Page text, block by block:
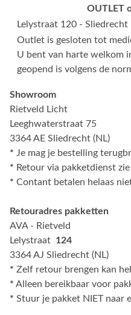
OUTLET
Lelystraat 120 - Sliedrecht
Outlet is gesloten tot
U bent van harte welkom
geopend is volgens de
Showroom
Rietveld Licht
Leeghwaterstraat 75
3364 AE Sliedrecht (NL)
* Je mag je bestelling
* Retour via pakketdienst
* Contant betalen helaas
Retouradres pakketten
AVA - Rietveld
Lelystraat 124
3364 AJ Sliedrecht (NL)
* Zelf retour brengen kan
* Alleen bereikbaar voor
* Stuur je pakket NIET naar